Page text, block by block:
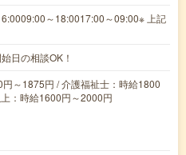
～18:0017:00～09:00※ 上記
日の相談OK！
～1875円 / 介護福祉士：時給1800
：時給1600円～2000円